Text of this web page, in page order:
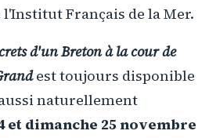
Français de la Mer.
d'un Breton à la cour de
est toujours disponible
naturellement
et dimanche 25 novembre